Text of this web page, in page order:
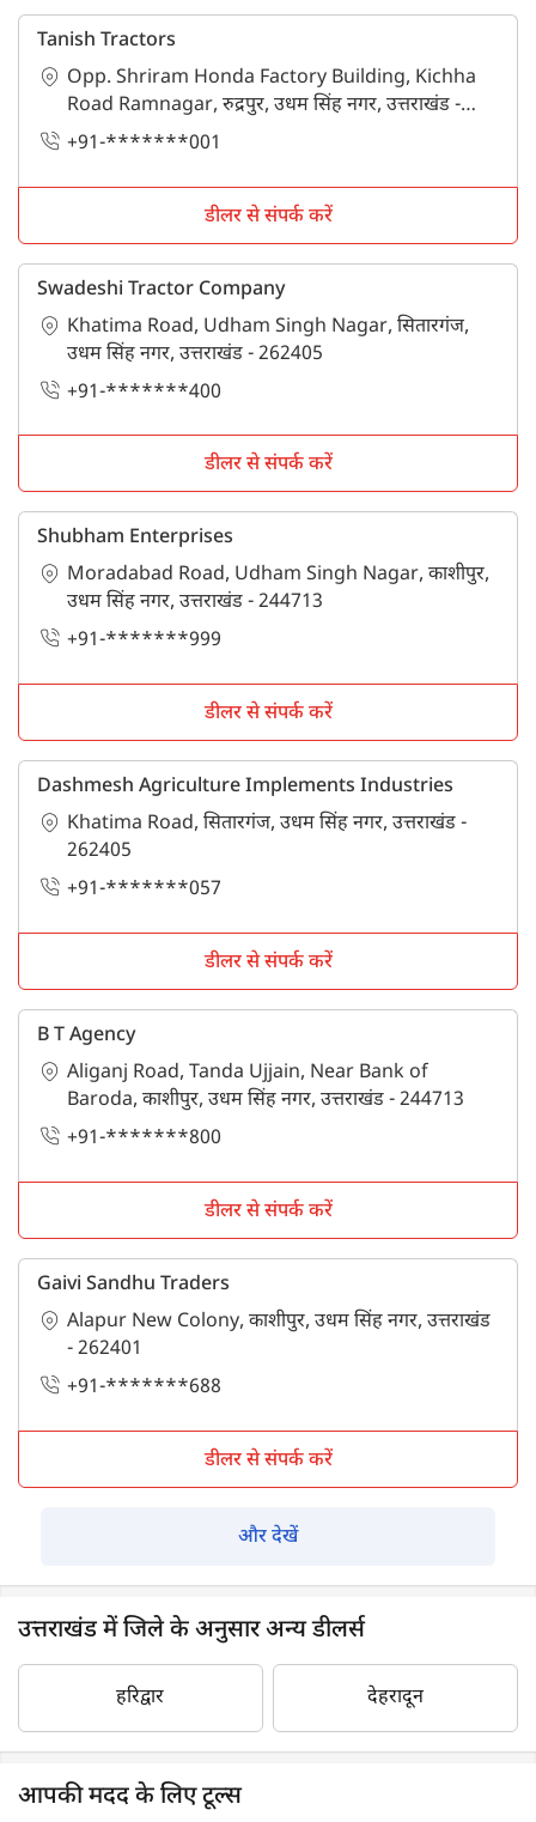
Tanish Tractors
Opp. Shriram Honda Factory Building, Kichha
Road Ramnagar, रुद्रपुर, उधम सिंह नगर, उत्तराखंड -
263153
+91-*******001
डीलर से संपर्क करें
Swadeshi Tractor Company
Khatima Road, Udham Singh Nagar, सितारगंज,
उधम सिंह नगर, उत्तराखंड - 262405
+91-*******400
डीलर से संपर्क करें
Shubham Enterprises
Moradabad Road, Udham Singh Nagar, काशीपुर,
उधम सिंह नगर, उत्तराखंड - 244713
+91-*******999
डीलर से संपर्क करें
Dashmesh Agriculture Implements Industries
Khatima Road, सितारगंज, उधम सिंह नगर, उत्तराखंड -
262405
+91-*******057
डीलर से संपर्क करें
B T Agency
Aliganj Road, Tanda Ujjain, Near Bank of
Baroda, काशीपुर, उधम सिंह नगर, उत्तराखंड - 244713
+91-*******800
डीलर से संपर्क करें
Gaivi Sandhu Traders
Alapur New Colony, काशीपुर, उधम सिंह नगर, उत्तराखंड
- 262401
+91-*******688
डीलर से संपर्क करें
और देखें
उत्तराखंड में जिले के अनुसार अन्य डीलर्स
हरिद्वार देहरादून
आपकी मदद के लिए टूल्स